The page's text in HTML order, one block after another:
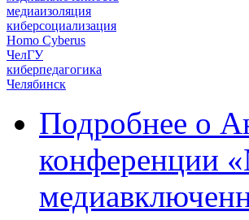
медиаизоляция
киберсоциализация
Homo Cyberus
ЧелГУ
киберпедагогика
Челябинск
Подробнее о